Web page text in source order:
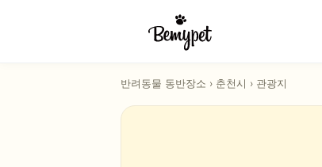
반려동물 동반장소 › 춘천시 › 관광지